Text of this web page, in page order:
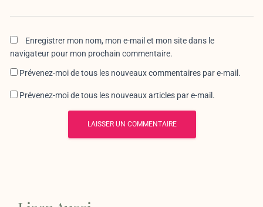
Enregistrer mon nom, mon e-mail et mon site dans le
navigateur pour mon prochain commentaire.
Prévenez-moi de tous les nouveaux commentaires par e-mail.
Prévenez-moi de tous les nouveaux articles par e-mail.